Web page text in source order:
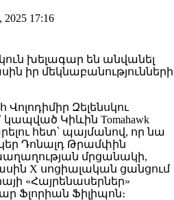
17:16
Զելենսկու
կապված Կիևին Tomahawk
հետ՝ պայմանով, որ նա
Դոնալդ Թրամփին
մրցանակի,
X սոցիալական ցանցում
«Հայրենասերներ»
Ֆլորիան Ֆիլիպոն։